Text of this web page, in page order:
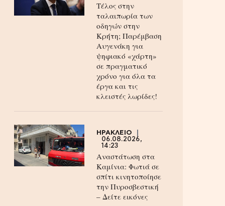
Τέλος στην
ταλαιπωρία των
οδηγών στην
Κρήτη; Παρέμβαση
Αυγενάκη για
ψηφιακό «χάρτη»
σε πραγματικό
χρόνο για όλα τα
έργα και τις
κλειστές λωρίδες!
ΗΡΑΚΛΕΙΟ
06.08.2026,
14:23
Αναστάτωση στα
Καμίνια: Φωτιά σε
σπίτι κινητοποίησε
την Πυροσβεστική
– Δείτε εικόνες